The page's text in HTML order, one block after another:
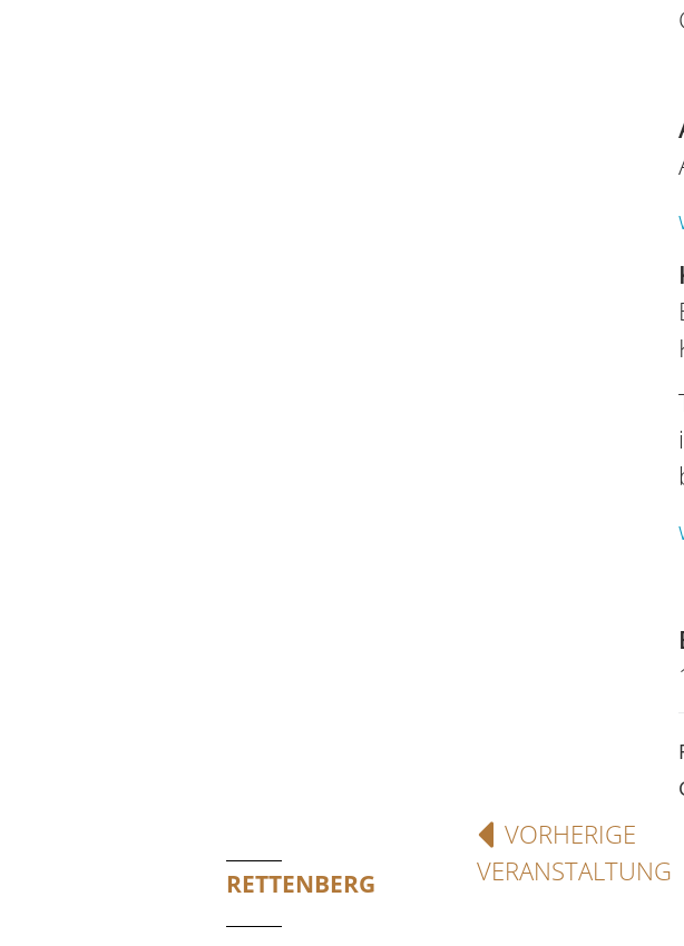
RETTENBERG
VORHERIGE
VERANSTALTUNG